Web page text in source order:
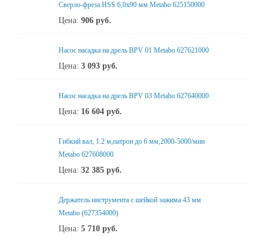
Сверло-фреза HSS 6,0x90 мм Metabo 625150000
Цена: 906 руб.
Насос насадка на дрель BPV 01 Metabo 627621000
Цена: 3 093 руб.
Насос насадка на дрель BPV 03 Metabo 627640000
Цена: 16 604 руб.
Гибкий вал, 1.2 м,патрон до 6 мм,2000-5000/мин
Metabo 627608000
Цена: 32 385 руб.
Держатель инструмента с шейкой зажима 43 мм
Metabo (627354000)
Цена: 5 710 руб.